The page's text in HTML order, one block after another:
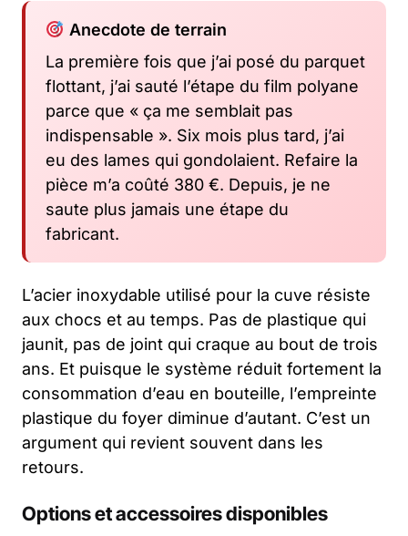
Anecdote de terrain
La première fois que j’ai posé du parquet
flottant, j’ai sauté l’étape du film polyane
parce que « ça me semblait pas
indispensable ». Six mois plus tard, j’ai
eu des lames qui gondolaient. Refaire la
pièce m’a coûté 380 €. Depuis, je ne
saute plus jamais une étape du
fabricant.
L’acier inoxydable utilisé pour la cuve résiste
aux chocs et au temps. Pas de plastique qui
jaunit, pas de joint qui craque au bout de trois
ans. Et puisque le système réduit fortement la
consommation d’eau en bouteille, l’empreinte
plastique du foyer diminue d’autant. C’est un
argument qui revient souvent dans les
retours.
Options et accessoires disponibles